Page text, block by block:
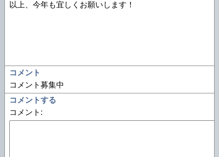
以上、今年も宜しくお願いします！
コメント
コメント募集中
コメントする
コメント: